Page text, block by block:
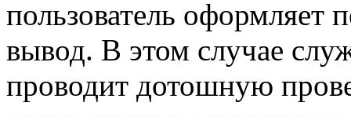
пользователь оформляет
вывод. В этом случае
проводит дотошную